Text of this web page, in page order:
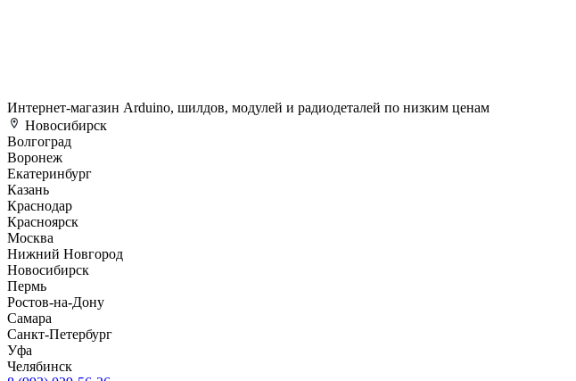
Интернет-магазин Arduino, шилдов, модулей и радиодеталей по низким ценам
Новосибирск
Волгоград
Воронеж
Екатеринбург
Казань
Краснодар
Красноярск
Москва
Нижний Новгород
Новосибирск
Пермь
Ростов-на-Дону
Самара
Санкт-Петербург
Уфа
Челябинск